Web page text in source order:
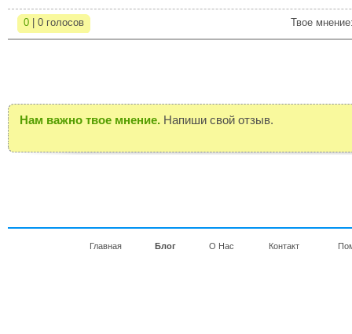
0 | 0 голосов Твое
Нам важно твое мнение. Напиши свой отзыв.
Главная Блог О Нас Контакт